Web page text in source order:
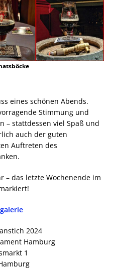
eines schönen Abends.
Stimmung und
– stattdessen viel Spaß und
auch der guten
Auftreten des
– das letzte Wochenende im
2024
Hamburg
1